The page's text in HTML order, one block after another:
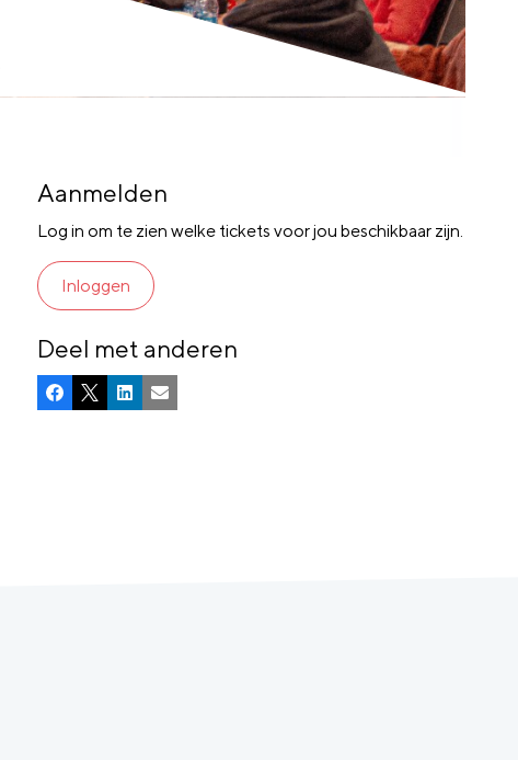
Aanmelden
Log in om te zien welke tickets voor jou beschikbaar zijn.
Inloggen
Deel met anderen
Facebook
X LinkedInE-mail